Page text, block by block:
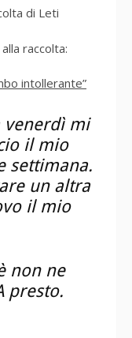
di Leti
raccolta:
intollerante”
venerdì mi
il mio
settimana.
un altra
il mio
non ne
presto.